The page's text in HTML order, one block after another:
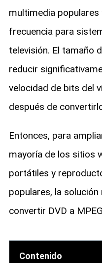
multimedia
frecuencia para
televisión. El tamaño
reducir
velocidad de bits del
después de
Entonces, para
mayoría de los sitios
portátiles y
populares, la
convertir DVD a
Contenido